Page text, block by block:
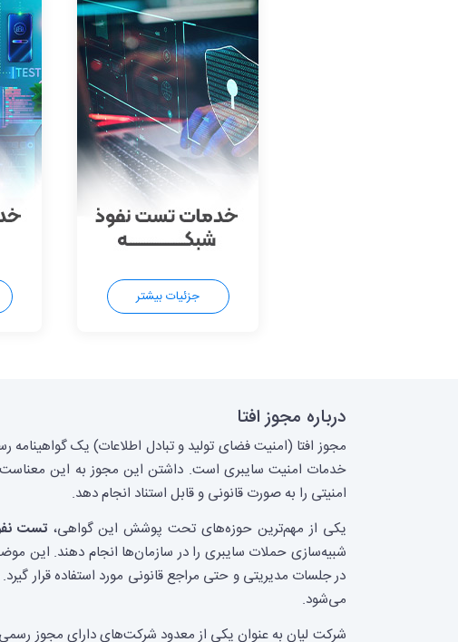
جزئیات بیشتر
درباره مجوز افتا
مجوز افتا (امنیت فضای تولید و تبادل اطلاعات) یک
خدمات امنیت سایبری است. داشتن این مجوز به این معناست
امنیتی را به صورت قانونی و قابل استناد انجام دهد.
یکی از مهم‌ترین حوزه‌های تحت پوشش این گواهی،تست
شبیه‌سازی حملات سایبری را در سازمان‌ها انجام دهند. این
در جلسات مدیریتی و حتی مراجع قانونی مورد استفاده قرار
می‌شود.
شرکت لیان به عنوان یکی از معدود شرکت‌های دارای مجوز رسمی